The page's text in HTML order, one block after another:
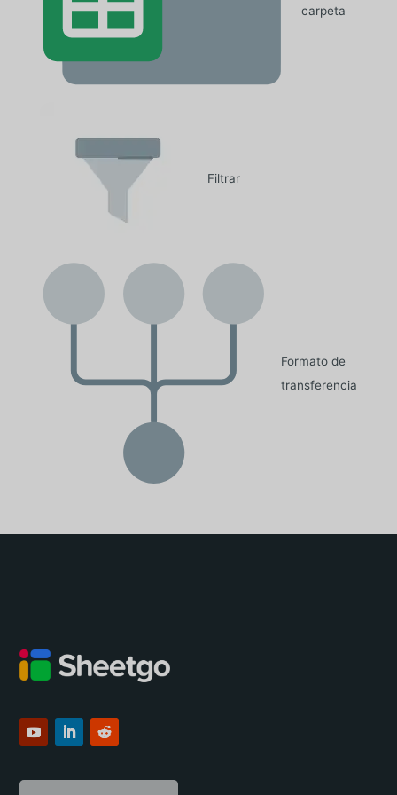
carpeta
Filtrar
Formato de
transferencia